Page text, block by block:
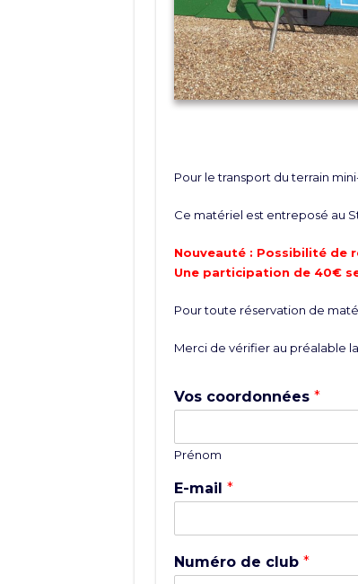
Pour le transport du terrain
Ce matériel est entreposé au
Nouveauté : Possibilité de
Une participation de 40€
Pour toute réservation de
Merci de vérifier au préalable
Vos coordonnées *
Prénom
E-mail *
Numéro de club *